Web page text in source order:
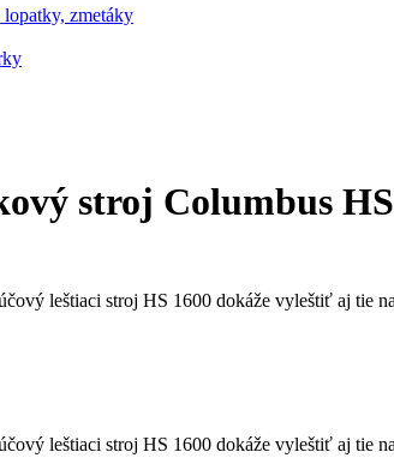
zmetáky
stroj Columbus
leštiaci stroj HS 1600 dokáže vyleštiť aj tie
leštiaci stroj HS 1600 dokáže vyleštiť aj tie